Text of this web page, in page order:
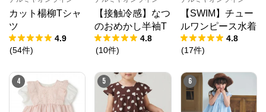
カット楊柳Tシャ
ツ
4.9
(54件)
【接触冷感】なつ
のおめかし半袖T
4.8
(10件)
【SWIM】チュー
ルワンピース水着
4.8
(17件)
4 5 6
ナルミヤオンライン からのコメント
ナルミヤオンライン公式通販ショップ。人気子供服メ
ゾピアノ、プティマイン、ラブトキシック、アナスイ
ミニ等、全ブランド、全商品をご覧いただけます。